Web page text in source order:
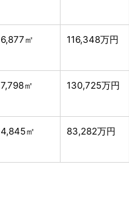
6,877㎡ 116,348万円
7,798㎡ 130,725万円
4,845㎡ 83,282万円